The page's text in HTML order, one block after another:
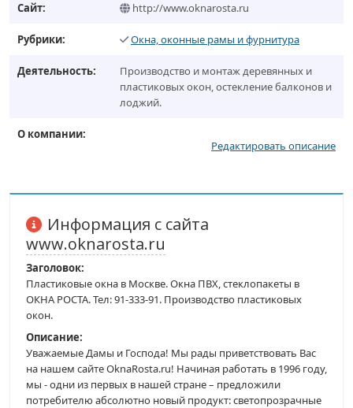
Сайт: http://www.oknarosta.ru
Рубрики: Окна, оконные рамы и фурнитура
Деятельность:
Производство и монтаж деревянных и
пластиковых окон, остекление балконов и
лоджий.
О компании:
Редактировать описание
Информация с сайта
www.oknarosta.ru
Заголовок:
Пластиковые окна в Москве. Окна ПВХ, стеклопакеты в
ОКНА РОСТА. Тел: 91-333-91. Производство пластиковых
окон.
Описание:
Уважаемые Дамы и Господа! Мы рады приветствовать Вас
на нашем сайте OknaRosta.ru! Начиная работать в 1996 году,
мы - одни из первых в нашей стране – предложили
потребителю абсолютно новый продукт: светопрозрачные